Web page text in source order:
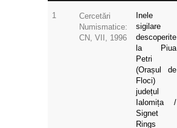
1
Cercetări
Numismatice:
CN, VII, 1996
Inele
sigilare
descoperite
la Piua
Petri
(Orașul de
Floci)
județul
Ialomița /
Signet
Rings